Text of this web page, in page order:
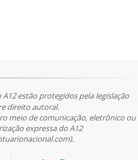
estão protegidos pela legislação
direito autoral.
meio de comunicação, eletrônico ou
expressa do A12